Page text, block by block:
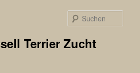
Terrier Zucht